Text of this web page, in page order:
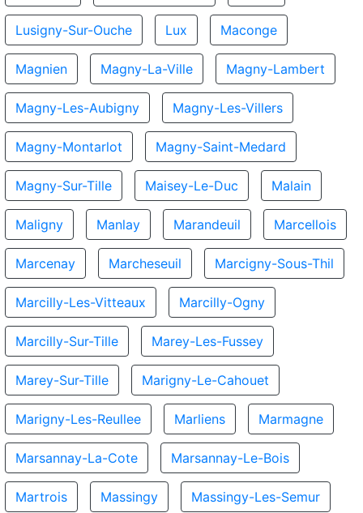
Lusigny-Sur-Ouche Lux Maconge
Magnien Magny-La-Ville Magny-Lambert
Magny-Les-Aubigny Magny-Les-Villers
Magny-Montarlot Magny-Saint-Medard
Magny-Sur-Tille Maisey-Le-Duc Malain
Maligny Manlay Marandeuil Marcellois
Marcenay Marcheseuil Marcigny-Sous-Thil
Marcilly-Les-Vitteaux Marcilly-Ogny
Marcilly-Sur-Tille Marey-Les-Fussey
Marey-Sur-Tille Marigny-Le-Cahouet
Marigny-Les-Reullee Marliens Marmagne
Marsannay-La-Cote Marsannay-Le-Bois
Martrois Massingy Massingy-Les-Semur